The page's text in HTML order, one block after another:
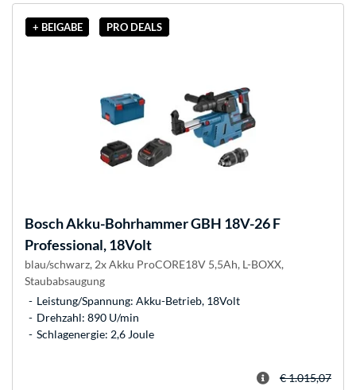
+ BEIGABE PRO DEALS
BoschAkku-Bohrhammer GBH 18V-26 F
Professional, 18Volt
blau/schwarz, 2x Akku ProCORE18V 5,5Ah, L-BOXX,
Staubabsaugung
Leistung/Spannung: Akku-Betrieb, 18Volt
Drehzahl: 890 U/min
Schlagenergie: 2,6 Joule
€ 1.015,07